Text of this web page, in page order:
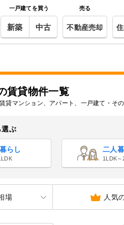
一戸建てを買う
新築 中古
売る
不動産売却
賃貸物件一覧
貸マンション、アパート、一戸建て・そ
選ぶ
らし 二人
1LDK～
場 人気